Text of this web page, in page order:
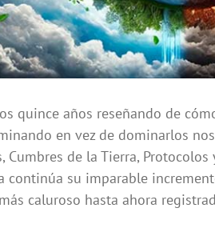
quince años reseñando de
en vez de dominarlos
Cumbres de la Tierra,
continúa su imparable
caluroso hasta ahora